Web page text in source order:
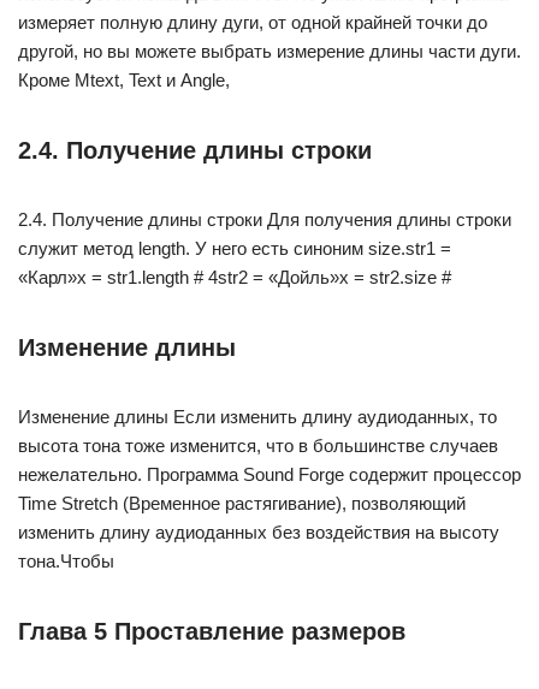
измеряет полную длину дуги, от одной крайней точки до
другой, но вы можете выбрать измерение длины части дуги.
Кроме Mtext, Text и Angle,
2.4. Получение длины строки
2.4. Получение длины строки Для получения длины строки
служит метод length. У него есть синоним size.str1 =
«Карл»x = str1.length # 4str2 = «Дойль»x = str2.size #
Изменение длины
Изменение длины Если изменить длину аудиоданных, то
высота тона тоже изменится, что в большинстве случаев
нежелательно. Программа Sound Forge содержит процессор
Time Stretch (Временное растягивание), позволяющий
изменить длину аудиоданных без воздействия на высоту
тона.Чтобы
Глава 5 Проставление размеров